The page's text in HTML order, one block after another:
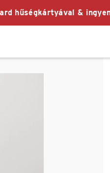
hűségkártyával &